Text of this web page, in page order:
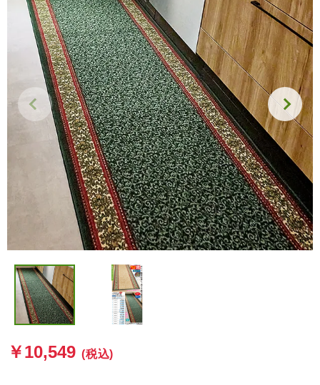
￥10,549 (税込)